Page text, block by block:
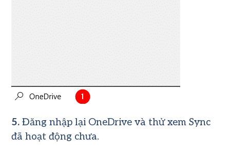
5.Đăng nhập lại OneDrive và thử xem Sync
đã hoạt động chưa.